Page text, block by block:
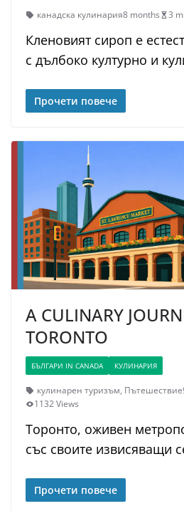
канадска кулинария8 months 3
Кленовият сироп е
с дълбоко културно и
Прочети повече
A CULINARY
TORONTO
БЪЛГАРИ IN CANADA КУЛИНАРИЯ
кулинарен туризъм, Пътешествие
1132 Views
Торонто, оживен
със своите извисяващи
Прочети повече